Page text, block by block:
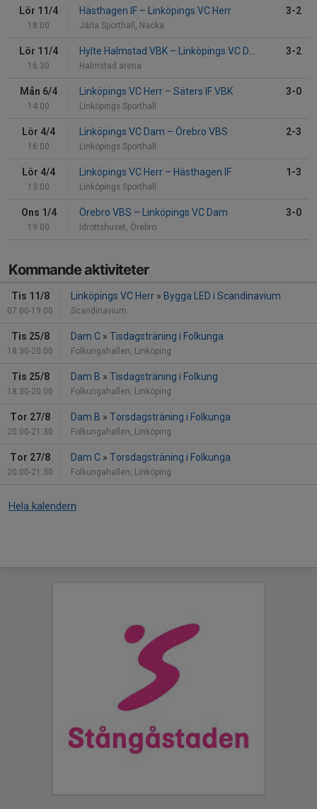
Lör 11/4
18:00
Hästhagen IF – Linköpings VC Herr
Järla Sporthall, Nacka
3-2
Lör 11/4
16:30
Hylte Halmstad VBK – Linköpings VC Dam
Halmstad arena
3-2
Mån 6/4
14:00
Linköpings VC Herr – Säters IF VBK
Linköpings Sporthall
3-0
Lör 4/4
16:00
Linköpings VC Dam – Örebro VBS
Linköpings Sporthall
2-3
Lör 4/4
13:00
Linköpings VC Herr – Hästhagen IF
Linköpings Sporthall
1-3
Ons 1/4
19:00
Örebro VBS – Linköpings VC Dam
Idrottshuset, Örebro
3-0
Kommande aktiviteter
Tis 11/8
07:00-19:00
Linköpings VC Herr » Bygga LED i Scandinavium
Scandinavium
Tis 25/8
18:30-20:00
Dam C » Tisdagsträning i Folkunga
Folkungahallen, Linköping
Tis 25/8
18:30-20:00
Dam B » Tisdagsträning i Folkung
Folkungahallen, Linköping
Tor 27/8
20:00-21:30
Dam B » Torsdagsträning i Folkunga
Folkungahallen, Linköping
Tor 27/8
20:00-21:30
Dam C » Torsdagsträning i Folkunga
Folkungahallen, Linköping
Hela kalendern